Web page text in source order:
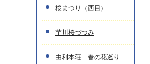
桜まつり（西目）
芋川桜づつみ
由利本荘 春の花巡り